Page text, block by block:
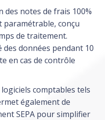
des notes de frais 100%
conçu
de traitement.
données pendant 10
en cas de contrôle
comptables tels
également de
SEPA pour simplifier